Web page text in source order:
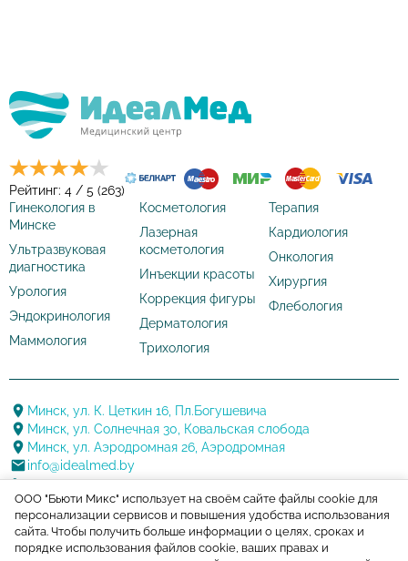
Рейтинг: 4 / 5 (263)
Гинекология в
Минске
Ультразвуковая
диагностика
Урология
Эндокринология
Маммология
Косметология
Лазерная
косметология
Инъекции красоты
Коррекция фигуры
Дерматология
Трихология
Терапия
Кардиология
Онкология
Хирургия
Флебология
Минск, ул. К. Цеткин 16, Пл.Богушевича
Минск, ул. Солнечная 30, Ковальская слобода
Минск, ул. Аэродромная 26, Аэродромная
info@idealmed.by
+375 17 388 20 88
+375 29 144 22 22
+375 17 388 20 88
ООО "Бьюти Микс" использует на своём сайте файлы cookie для
персонализации сервисов и повышения удобства использования
сайта. Чтобы получить больше информации о целях, сроках и
порядке использования файлов cookie, ваших правах и